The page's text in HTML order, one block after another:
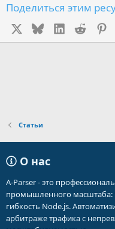
Поделиться этим
BlueskyLinkedIn
Reddit
Статьи
О нас
A-Parser - это
промышленного масштаба:
гибкость Node.js.
арбитраже трафика с